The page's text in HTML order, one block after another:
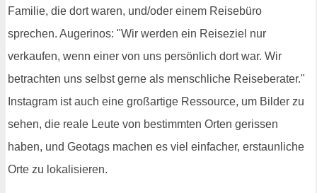
Familie, die dort waren, und/oder einem Reisebüro
sprechen. Augerinos: "Wir werden ein Reiseziel nur
verkaufen, wenn einer von uns persönlich dort war. Wir
betrachten uns selbst gerne als menschliche Reiseberater."
Instagram ist auch eine großartige Ressource, um Bilder zu
sehen, die reale Leute von bestimmten Orten gerissen
haben, und Geotags machen es viel einfacher, erstaunliche
Orte zu lokalisieren.